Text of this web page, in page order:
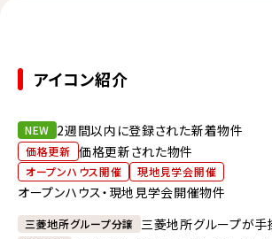
アイコン紹介
NEW 2週間以内に登録された新着物件
価格更新 価格更新された物件
オープンハウス開催 現地見学会開催
オープンハウス・現地見学会開催物件
三菱地所グループ分譲 三菱地所グループが手